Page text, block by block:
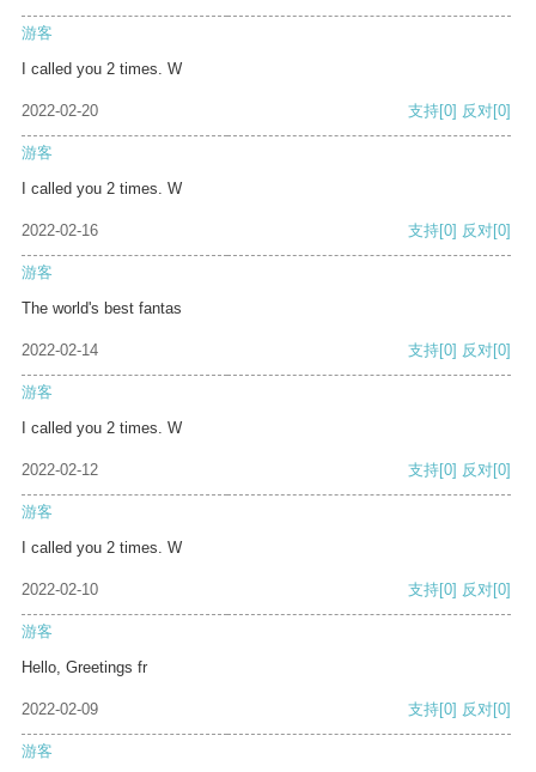
游客
I called you 2 times. W
2022-02-20 支持[0] 反对[0]
游客
I called you 2 times. W
2022-02-16 支持[0] 反对[0]
游客
The world's best fantas
2022-02-14 支持[0] 反对[0]
游客
I called you 2 times. W
2022-02-12 支持[0] 反对[0]
游客
I called you 2 times. W
2022-02-10 支持[0] 反对[0]
游客
Hello, Greetings fr
2022-02-09 支持[0] 反对[0]
游客